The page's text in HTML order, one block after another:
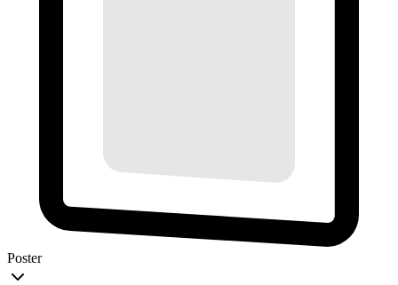
Poster